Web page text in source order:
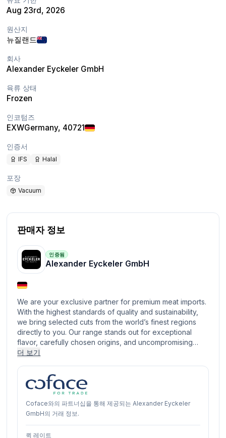
Aug 23rd, 2026
원산지
뉴질랜드
회사
Alexander Eyckeler GmbH
육류 상태
Frozen
인코텀즈
EXWGermany, 40721
인증서
IFS Halal
포장
Vacuum
판매자 정보
인증됨
Alexander Eyckeler GmbH
We are your exclusive partner for premium meat imports.
With the highest standards of quality and sustainability,
we bring selected cuts from the world’s finest regions
directly to you. Our range stands out for exceptional
flavor, carefully chosen origins, and uncompromising…
더 보기
Coface와의 파트너십을 통해 제공되는 Alexander Eyckeler
GmbH의 거래 정보.
퀵 레이트